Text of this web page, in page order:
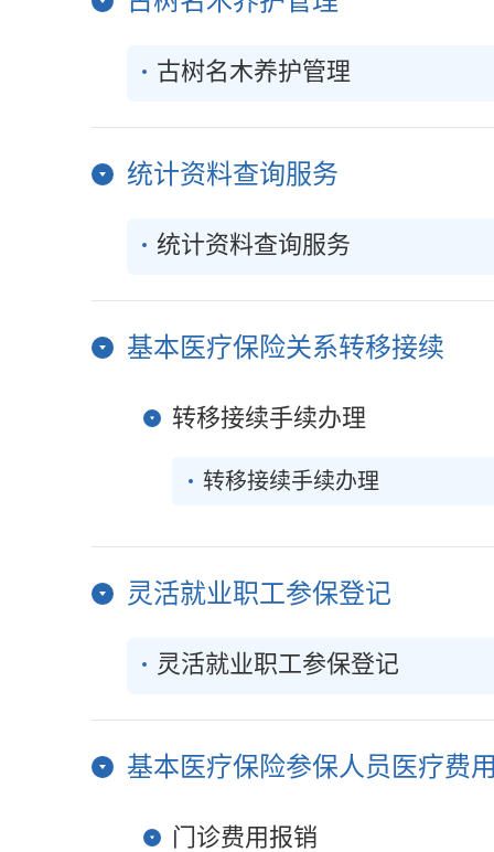
古树名木养护管理
统计资料查询服务
统计资料查询服务
基本医疗保险关系转移接续
转移接续手续办理
转移接续手续办理
灵活就业职工参保登记
灵活就业职工参保登记
基本医疗保险参保人员医疗费
门诊费用报销